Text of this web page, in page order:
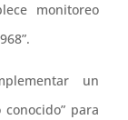
monitoreo
un
para